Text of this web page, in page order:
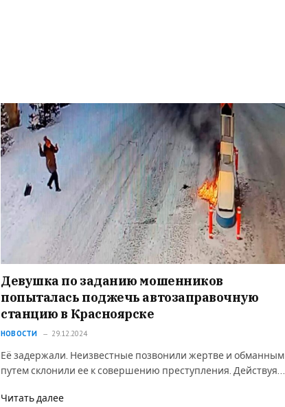
Девушка по заданию мошенников
попыталась поджечь автозаправочную
станцию в Красноярске
НОВОСТИ 29.12.2024
Её задержали. Неизвестные позвонили жертве и обманным
путем склонили ее к совершению преступления. Действуя…
Читать далее